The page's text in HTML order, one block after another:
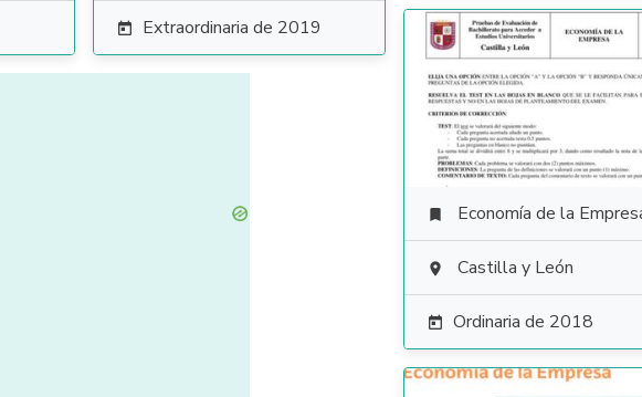
 Extraordinaria de 2019
 Economía de la
 Castilla y León
 Ordinaria de 2018